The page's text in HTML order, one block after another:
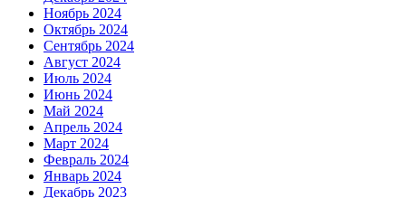
Ноябрь 2024
Октябрь 2024
Сентябрь 2024
Август 2024
Июль 2024
Июнь 2024
Май 2024
Апрель 2024
Март 2024
Февраль 2024
Январь 2024
Декабрь 2023